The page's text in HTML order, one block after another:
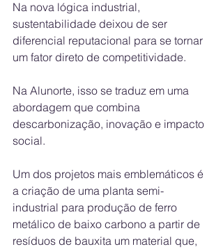
Na nova lógica industrial,
sustentabilidade deixou de ser
diferencial reputacional para se tornar
um fator direto de competitividade.
Na Alunorte, isso se traduz em uma
abordagem que combina
descarbonização, inovação e impacto
social.
Um dos projetos mais emblemáticos é
a criação de uma planta semi-
industrial para produção de ferro
metálico de baixo carbono a partir de
resíduos de bauxita um material que,